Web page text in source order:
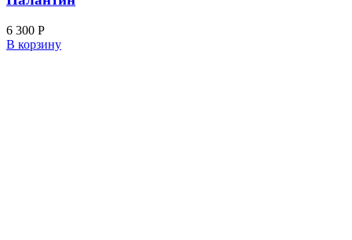
6 300 Р
В корзину